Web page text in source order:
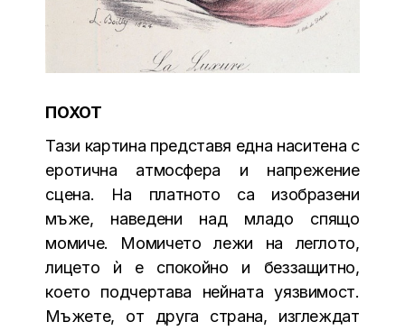
ПОХОТ
Тази картина представя една наситена с
еротична атмосфера и напрежение
сцена. На платното са изобразени
мъже, наведени над младо спящо
момиче. Момичето лежи на леглото,
лицето ѝ е спокойно и беззащитно,
което подчертава нейната уязвимост.
Мъжете, от друга страна, изглеждат